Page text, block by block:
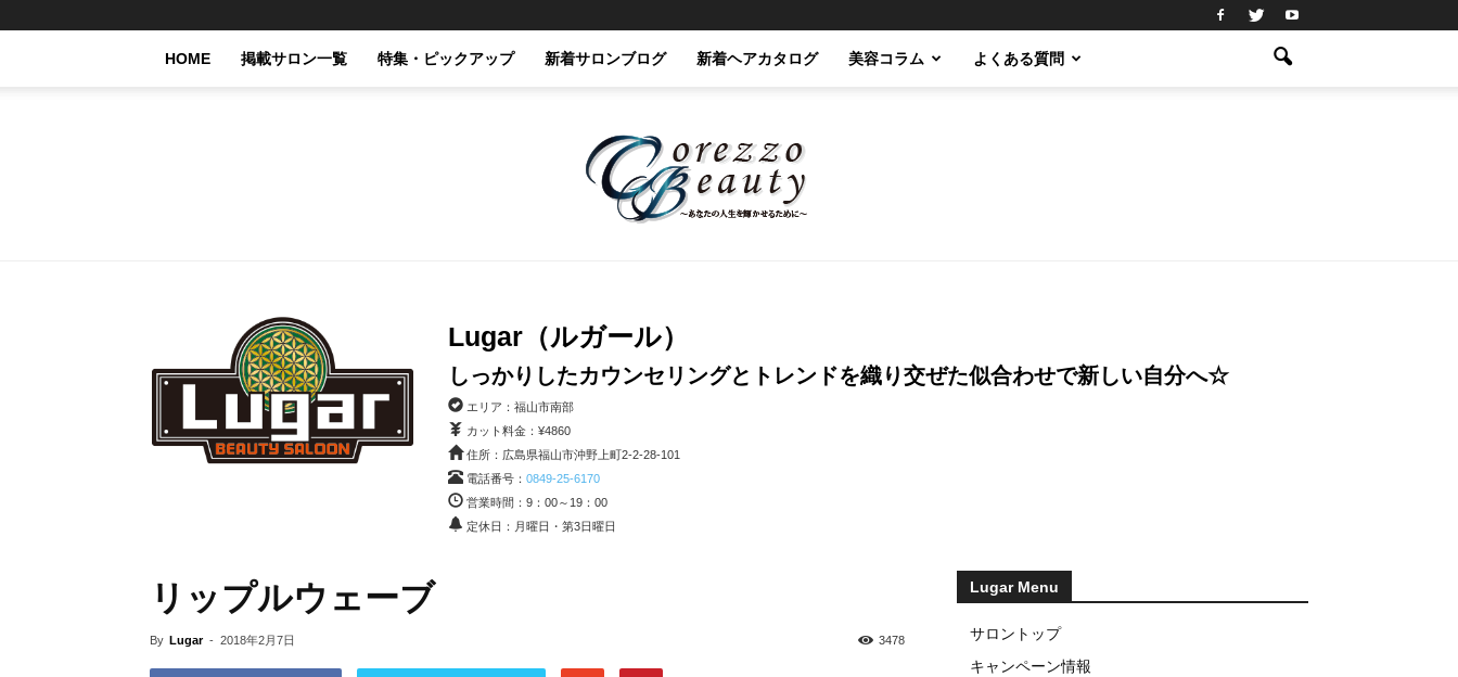
HOME 掲載サロン一覧 特集・ピックアップ 新着サロンブログ 新着ヘアカタログ 美容コラム よくある質問
Lugar（ルガール）
しっかりしたカウンセリングとトレンドを織り交ぜた似合わせで新しい自分へ☆
エリア：福山市南部
カット料金：¥4860
住所：広島県福山市沖野上町2-2-28-101
電話番号： 0849-25-6170
営業時間：9：00～19：00
定休日：月曜日・第3日曜日
リップルウェーブ
By Lugar - 2018年2月7日 3478
Lugar Menu
サロントップ
キャンペーン情報